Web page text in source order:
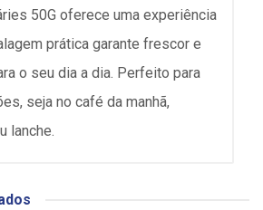
50G oferece uma experiência
prática garante frescor e
o seu dia a dia. Perfeito para
seja no café da manhã,
lanche.